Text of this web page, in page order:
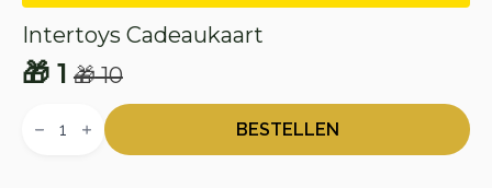
Intertoys Cadeaukaart
🎁10
Oorspronkelijke
prijs
🎁 1
Huidige
prijs
Cadeaukaart
BESTELLEN